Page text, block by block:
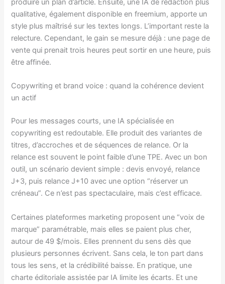
produire un plan d’article. Ensuite, une IA de rédaction plus
qualitative, également disponible en freemium, apporte un
style plus maîtrisé sur les textes longs. L’important reste la
relecture. Cependant, le gain se mesure déjà : une page de
vente qui prenait trois heures peut sortir en une heure, puis
être affinée.
Copywriting et brand voice : quand la cohérence devient
un actif
Pour les messages courts, une IA spécialisée en
copywriting est redoutable. Elle produit des variantes de
titres, d’accroches et de séquences de relance. Or la
relance est souvent le point faible d’une TPE. Avec un bon
outil, un scénario devient simple : devis envoyé, relance
J+3, puis relance J+10 avec une option “réserver un
créneau”. Ce n’est pas spectaculaire, mais c’est efficace.
Certaines plateformes marketing proposent une “voix de
marque” paramétrable, mais elles se paient plus cher,
autour de 49 $/mois. Elles prennent du sens dès que
plusieurs personnes écrivent. Sans cela, le ton part dans
tous les sens, et la crédibilité baisse. En pratique, une
charte éditoriale assistée par IA limite les écarts. Et une